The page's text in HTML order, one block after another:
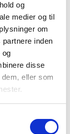
og
medier og til
om
inden
og
disse
eller som
100 dages
returret
FAQ
regnsæt lavet